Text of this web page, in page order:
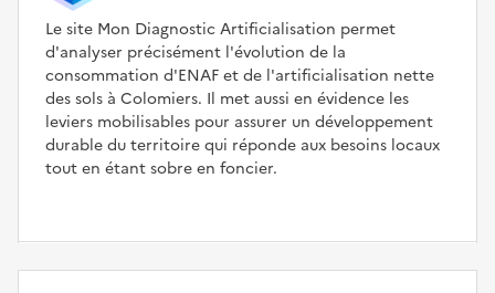
Le site Mon Diagnostic Artificialisation permet
d'analyser précisément l'évolution de la
consommation d'ENAF et de l'artificialisation nette
des sols à Colomiers. Il met aussi en évidence les
leviers mobilisables pour assurer un développement
durable du territoire qui réponde aux besoins locaux
tout en étant sobre en foncier.